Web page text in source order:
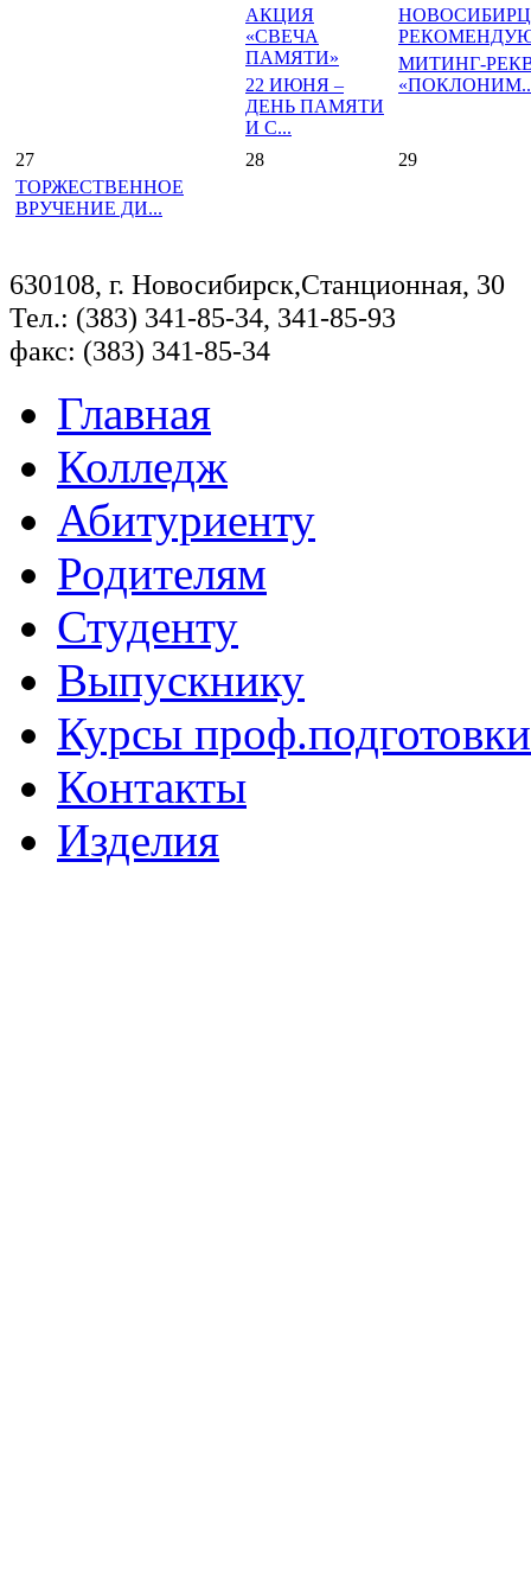
АКЦИЯ
«СВЕЧА
ПАМЯТИ»
22 ИЮНЯ –
ДЕНЬ ПАМЯТИ
И С...
МИТИНГ-
27
ТОРЖЕСТВЕННОЕ
ВРУЧЕНИЕ ДИ...
28 29
630108, г. Новосибирск,Станционная, 30
Тел.: (383) 341-85-34, 341-85-93
факс: (383) 341-85-34
Главная
Колледж
Абитуриенту
Родителям
Студенту
Выпускнику
Курсы проф.подготовки
Контакты
Изделия